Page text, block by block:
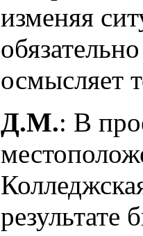
изменяя
осмысляет
Д.М.: В
результате